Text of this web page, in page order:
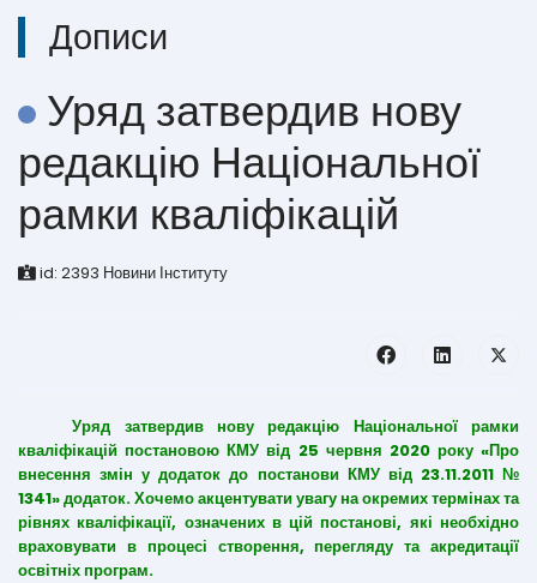
Дописи
Уряд затвердив нову
редакцію Національної
рамки кваліфікацій
id: 2393 Новини Інституту
Уряд затвердив нову редакцію Національної рамки
кваліфікацій постановою КМУ від 25 червня 2020 року «Про
внесення змін у додаток до постанови КМУ від 23.11.2011 №
1341» додаток. Хочемо акцентувати увагу на окремих термінах та
рівнях кваліфікації, означених в цій постанові, які необхідно
враховувати в процесі створення, перегляду та акредитації
освітніх програм.